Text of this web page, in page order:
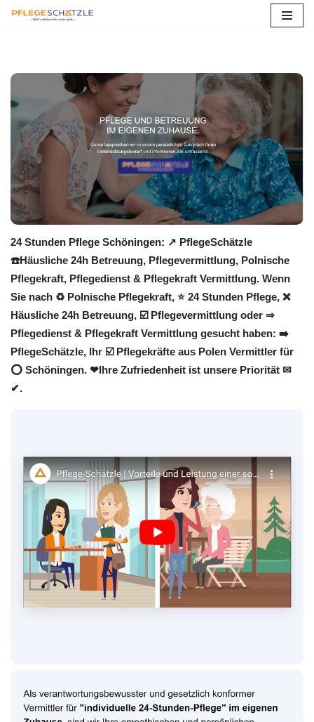
springen
24 Stunden Pflege Schöningen: ↗️ PflegeSchätzle
☎️Häusliche 24h Betreuung, Pflegevermittlung, Polnische
Pflegekraft, Pflegedienst & Pflegekraft Vermittlung. Wenn
Sie nach ♻ Polnische Pflegekraft, ⭐ 24 Stunden Pflege, ❌
Häusliche 24h Betreuung, ☑️ Pflegevermittlung oder ⇒
Pflegedienst & Pflegekraft Vermittlung gesucht haben: ➡️
PflegeSchätzle, Ihr ☑️ Pflegekräfte aus Polen Vermittler für
⭕ Schöningen. ❤Ihre Zufriedenheit ist unsere Priorität ✉
✔.